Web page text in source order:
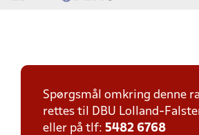
Spørgsmål omkring denne
rettes til DBU Lolland-
eller på tlf: 5482 6768